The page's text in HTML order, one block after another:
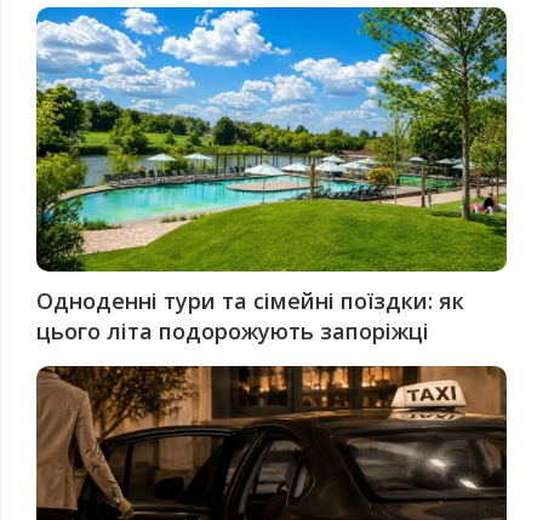
Одноденні тури та сімейні поїздки: як
цього літа подорожують запоріжці